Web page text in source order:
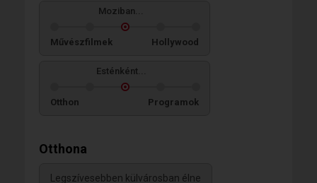
Moziban...
Művészfilmek Hollywood
Esténként...
Otthon Programok
Otthona
Legszívesebben külvárosban élne